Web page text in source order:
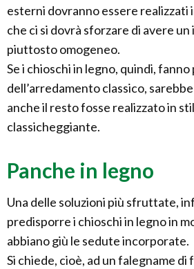
esterni dovranno essere realizzati
che ci si dovrà sforzare di avere
piuttosto omogeneo.
Se i chioschi in legno, quindi,
dell’arredamento classico,
anche il resto fosse realizzato in
classicheggiante.
Panche in legno
Una delle soluzioni più sfruttate,
predisporre i chioschi in legno in
abbiano giù le sedute incorporate.
Si chiede, cioè, ad un falegname di